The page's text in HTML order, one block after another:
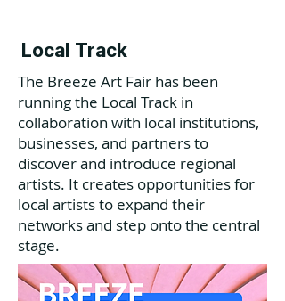
Local Track
The Breeze Art Fair has been
running the Local Track in
collaboration with local institutions,
businesses, and partners to
discover and introduce regional
artists. It creates opportunities for
local artists to expand their
networks and step onto the central
stage.